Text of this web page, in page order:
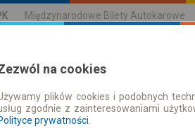
Międzynarodowe Bilety Autokarowe
Rozkład Jazdy | Bilety
na cookies
plików cookies i podobnych
zgodnie z zainteresowaniami
prywatności